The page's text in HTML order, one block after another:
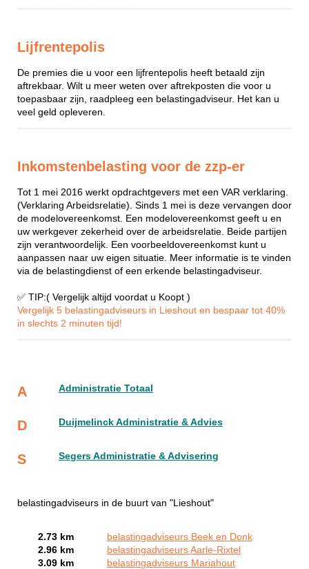
Lijfrentepolis
De premies die u voor een lijfrentepolis heeft betaald zijn
aftrekbaar. Wilt u meer weten over aftrekposten die voor u
toepasbaar zijn, raadpleeg een belastingadviseur. Het kan u
veel geld opleveren.
Inkomstenbelasting voor de zzp-er
Tot 1 mei 2016 werkt opdrachtgevers met een VAR verklaring.
(Verklaring Arbeidsrelatie). Sinds 1 mei is deze vervangen door
de modelovereenkomst. Een modelovereenkomst geeft u en
uw werkgever zekerheid over de arbeidsrelatie. Beide partijen
zijn verantwoordelijk. Een voorbeeldovereenkomst kunt u
aanpassen naar uw eigen situatie. Meer informatie is te vinden
via de belastingdienst of een erkende belastingadviseur.
✅ TIP:( Vergelijk altijd voordat u Koopt )
Vergelijk 5 belastingadviseurs in Lieshout en bespaar tot 40%
in slechts 2 minuten tijd!
A Administratie Totaal
D Duijmelinck Administratie & Advies
S Segers Administratie & Advisering
belastingadviseurs in de buurt van "Lieshout"
2.73 km
belastingadviseurs Beek en Donk
2.96 km
belastingadviseurs Aarle-Rixtel
3.09 km
belastingadviseurs Mariahout